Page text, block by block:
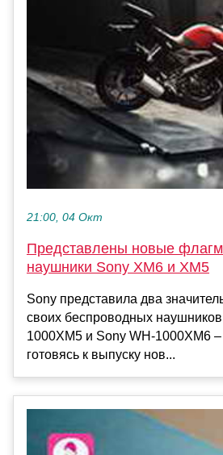
21:00, 04 Окт
Представлены новые
наушники Sony XM6 и XM5
Sony представила два
своих беспроводных
1000XM5 и Sony WH-1000XM6
готовясь к выпуску нов...